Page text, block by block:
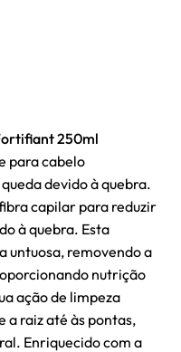
250ml
para cabelo
devido à quebra.
capilar para reduzir
à quebra. Esta
untuosa, removendo a
nutrição
ação de limpeza
a raiz até às pontas,
Enriquecido com a